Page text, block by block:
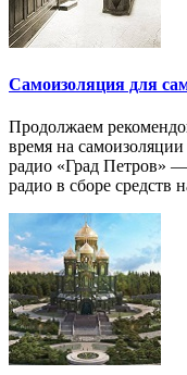
Самоизоляция для
Продолжаем
время на
радио «Град Петров» —
радио в сборе средств